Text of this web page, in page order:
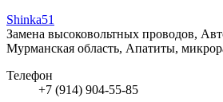
Shinka51
Замена высоковольтных проводов,
Мурманская область, Апатиты,
Телефон
+7 (914) 904-55-85